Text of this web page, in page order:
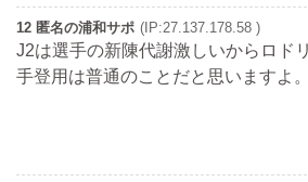
12 匿名の浦和サポ (IP:27.137.178.58 )
J2は選手の新陳代謝激しいからロド
手登用は普通のことだと思いますよ。